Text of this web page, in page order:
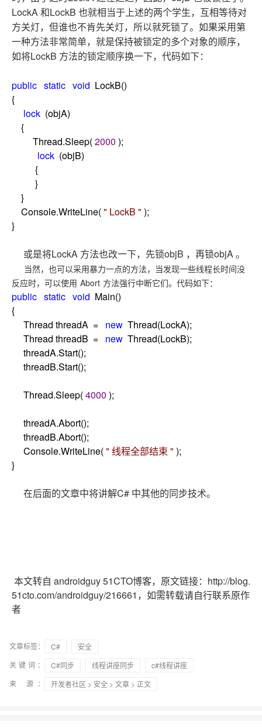
LockA 和LockB 也就相当于上述的两个学生，互相等待对
方关灯，但谁也不肯先关灯，所以就死锁了。如果采用第
一种方法非常简单，就是保持被锁定的多个对象的顺序，
如将LockB 方法的锁定顺序换一下，代码如下：
public static void LockB()
{
lock (objA)
{
Thread.Sleep(2000 );
lock (objB)
{
}
}
Console.WriteLine(" LockB " );
}
或是将LockA 方法也改一下，先锁objB ，再锁objA 。
当然，也可以采用暴力一点的方法，当发现一些线程长时间没
反应时，可以使用 Abort 方法强行中断它们。代码如下：
public static void Main()
{
Thread threadA = new Thread(LockA);
Thread threadB = new Thread(LockB);
threadA.Start();
threadB.Start();
Thread.Sleep(4000 );
threadA.Abort();
threadB.Abort();
Console.WriteLine(" 线程全部结束 " );
}
在后面的文章中将讲解C# 中其他的同步技术。
本文转自 androidguy 51CTO博客，原文链接：http://blog.
51cto.com/androidguy/216661，如需转载请自行联系原作
者
文章标签： C#
安全
关键词：
C#同步 线程讲座同步
c#线程讲座
来 源：
开发者社区 > 安全 > 文章 > 正文